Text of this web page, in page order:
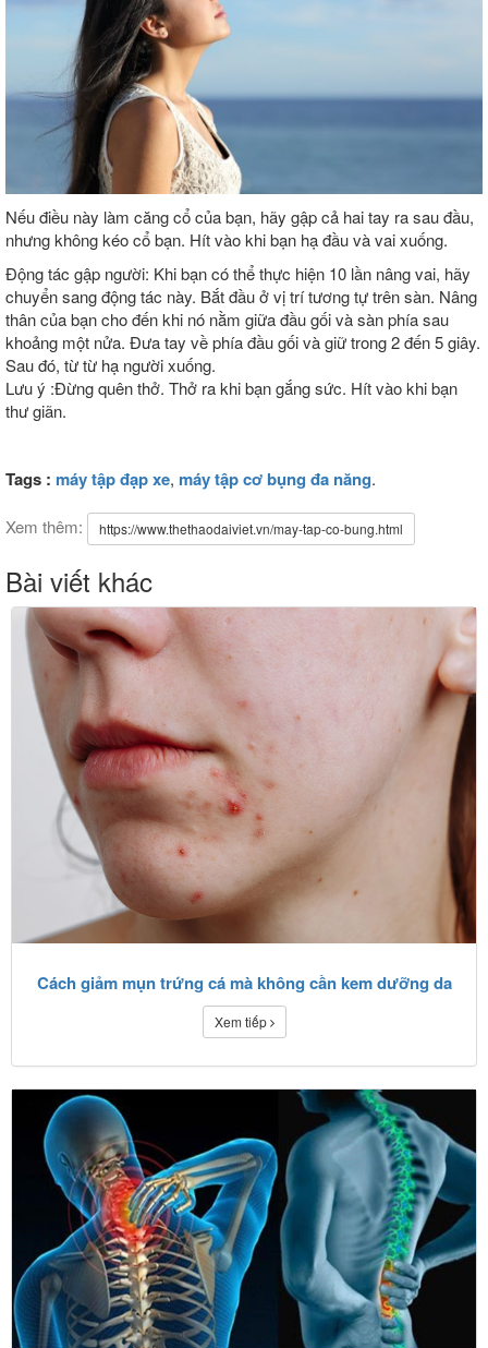
Nếu điều này làm căng cổ của bạn, hãy gập cả hai tay ra sau đầu,
nhưng không kéo cổ bạn. Hít vào khi bạn hạ đầu và vai xuống.
Động tác gập người: Khi bạn có thể thực hiện 10 lần nâng vai, hãy
chuyển sang động tác này. Bắt đầu ở vị trí tương tự trên sàn. Nâng
thân của bạn cho đến khi nó nằm giữa đầu gối và sàn phía sau
khoảng một nửa. Đưa tay về phía đầu gối và giữ trong 2 đến 5 giây.
Sau đó, từ từ hạ người xuống.
Lưu ý :Đừng quên thở. Thở ra khi bạn gắng sức. Hít vào khi bạn
thư giãn.
Tags : máy tập đạp xe, máy tập cơ bụng đa năng.
Xem thêm: https://www.thethaodaiviet.vn/may-tap-co-bung.html
Bài viết khác
Cách giảm mụn trứng cá mà không cần kem dưỡng da
Xem tiếp